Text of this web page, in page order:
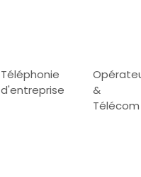
Téléphonie
d'entreprise
&
Télécom